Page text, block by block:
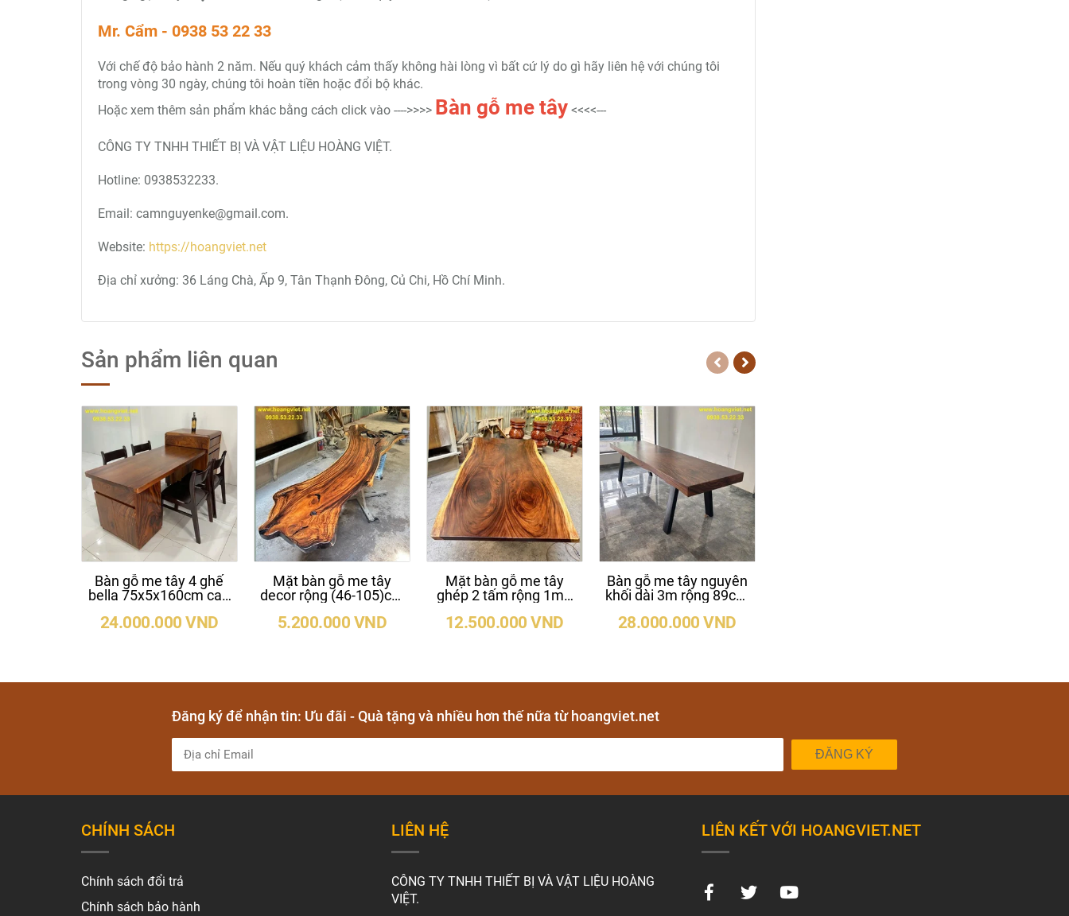
Mr. Cẩm - 0938 53 22 33
Với chế độ bảo hành 2 năm. Nếu quý khách cảm thấy không hài lòng vì bất cứ lý do gì hãy liên hệ với chúng tôi
trong vòng 30 ngày, chúng tôi hoàn tiền hoặc đổi bộ khác.
Hoặc xem thêm sản phẩm khác bằng cách click vào ---->>>> Bàn gỗ me tây <<<<---
CÔNG TY TNHH THIẾT BỊ VÀ VẬT LIỆU HOÀNG VIỆT.
Hotline: 0938532233.
Email: camnguyenke@gmail.com.
Website: https://hoangviet.net
Địa chỉ xưởng: 36 Láng Chà, Ấp 9, Tân Thạnh Đông, Củ Chi, Hồ Chí Minh.
Sản phẩm liên quan
Bàn gỗ me tây 4 ghế
bella 75x5x160cm cao
24.000.000 VND
Mặt bàn gỗ me tây
decor rộng (46-105)cm
5.200.000 VND
Mặt bàn gỗ me tây
ghép 2 tấm rộng 1m2
12.500.000 VND
Bàn gỗ me tây nguyên
khối dài 3m rộng 89cm
28.000.000 VND
Đăng ký để nhận tin: Ưu đãi - Quà tặng và nhiều hơn thế nữa từ hoangviet.net
ĐĂNG KÝ
CHÍNH SÁCH
Chính sách đổi trả
Chính sách bảo hành
LIÊN HỆ
CÔNG TY TNHH THIẾT BỊ VÀ VẬT LIỆU HOÀNG
VIỆT.
LIÊN KẾT VỚI HOANGVIET.NET